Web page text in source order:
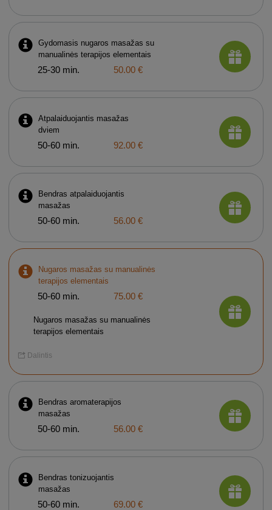
Gydomasis nugaros masažas su
manualinės terapijos elementais
25-30 min. 50.00 €
Atpalaiduojantis masažas
dviem
50-60 min. 92.00 €
Bendras atpalaiduojantis
masažas
50-60 min. 56.00 €
Nugaros masažas su manualinės
terapijos elementais
50-60 min. 75.00 €
Nugaros masažas su manualinės
terapijos elementais
Dalintis
Bendras aromaterapijos
masažas
50-60 min. 56.00 €
Bendras tonizuojantis
masažas
50-60 min. 69.00 €